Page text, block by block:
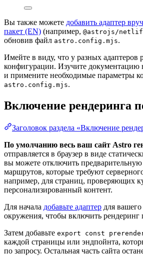
Вы также можете добавить адаптер
пакет (EN) (например, @astrojs/
обновив файл astro.config.mjs.
Имейте в виду, что у разных адаптеров
конфигурации. Изучите документацию
и примените необходимые параметры
astro.config.mjs.
Включение рендеринга
Заголовок раздела «Включение
По умолчанию весь ваш сайт Astro
отправляется в браузер в виде
вы можете отключить
маршрутов, которые требуют
например, для страниц, проверяющих
персонализированный контент.
Для начала добавьте адаптер для
окружения, чтобы включить рендеринг
Затем добавьте export const
каждой страницы или эндпойнта,
по запросу. Остальная часть сайта